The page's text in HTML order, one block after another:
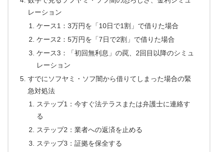
レーション
ケース1：3万円を「10日で1割」で借りた場合
ケース2：5万円を「7日で2割」で借りた場合
ケース3：「初回無利息」の罠、2回目以降のシミュ
レーション
すでにソフヤミ・ソフ闇から借りてしまった場合の緊
急対処法
ステップ1：今すぐ法テラスまたは弁護士に連絡す
る
ステップ2：業者への返済を止める
ステップ3：証拠を保全する